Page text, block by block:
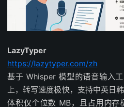
LazyTyper
https://lazytyper.com/zh
基于 Whisper 模型的语音输入
上，转写速度极快，支持中英日
体积仅个位数 MB，且占用内存